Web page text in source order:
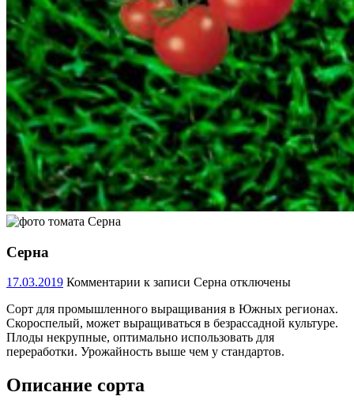
Серна
17.03.2019 Комментарии к записи Серна отключены
Сорт для промышленного выращивания в Южных регионах.
Скороспелый, может выращиваться в безрассадной культуре.
Плоды некрупные, оптимально использовать для
переработки. Урожайность выше чем у стандартов.
Описание сорта